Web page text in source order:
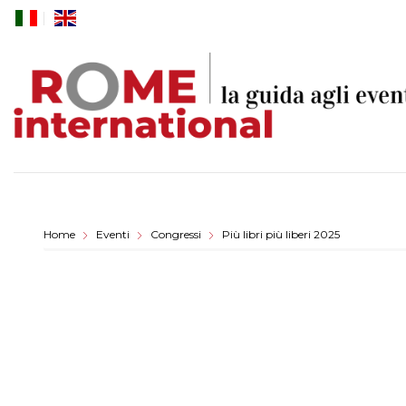
Skip
Home Eventi Congressi Più libri più liberi 2025